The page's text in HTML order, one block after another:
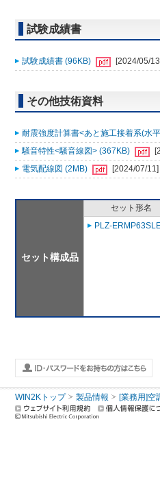
試験成績書
試験成績書 (96KB) [2024/05/
その他技術資料
耐震強度計算書<あと施工接着系(水
騒音特性<騒音線図> (367KB)
電気配線図 (2MB)
[2024/07/11]
セット構成品
セット形名
PLZ-
WIN2Kトップ 製品情報 [業務用]空